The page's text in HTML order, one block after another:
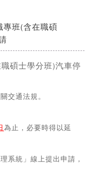
班(含在職碩
碩士學分班)汽車停
交通法規。
為止，必要時得以延
系統」線上提出申請，